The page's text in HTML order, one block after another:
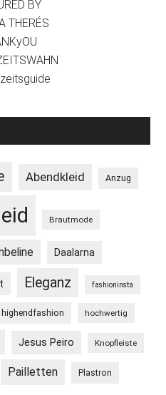
BY
Abendkleid Anzug
Brautmode
Daalarna
Eleganz fashioninsta
highendfashion hochwertig
Jesus Peiro Knopfleiste
Pailletten Plastron